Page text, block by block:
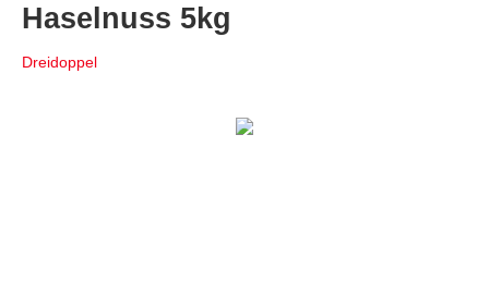
Haselnuss 5kg
Dreidoppel